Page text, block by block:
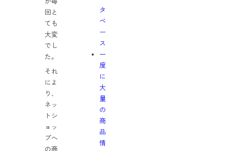
回と
ても
大変
でし
た。
それ
によ
り、
ネッ
トシ
ョッ
プへ
の商
タ
ベ
ー
ス
一
度
に
大
量
の
商
品
情